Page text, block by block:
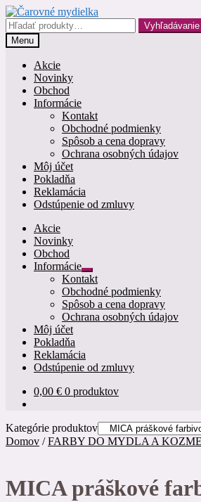
Preskočiť
na
navigáciu
Preskočiť
na
obsah
Hľadať:
Vyhľadávanie
Menu
Akcie
Novinky
Obchod
Informácie
Kontakt
Obchodné podmienky
Spôsob a cena dopravy
Ochrana osobných údajov
Môj účet
Pokladňa
Reklamácia
Odstúpenie od zmluvy
Akcie
Novinky
Obchod
Informácie
Rozbaliť
podradené
menu
Kontakt
Obchodné podmienky
Spôsob a cena dopravy
Ochrana osobných údajov
Môj účet
Pokladňa
Reklamácia
Odstúpenie od zmluvy
0,00 € 0 produktov
Kategórie produktov
Domov /FARBY DO MYDLA A
MICA práškové